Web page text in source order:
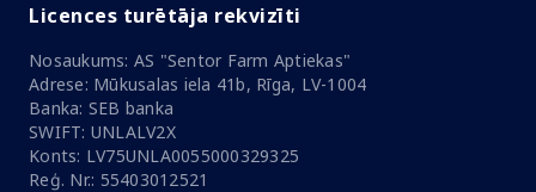
Licences turētāja rekvizīti
Nosaukums: AS "Sentor Farm Aptiekas"
Adrese: Mūkusalas iela 41b, Rīga, LV-1004
Banka: SEB banka
SWIFT: UNLALV2X
Konts: LV75UNLA0055000329325
Reģ. Nr.: 55403012521